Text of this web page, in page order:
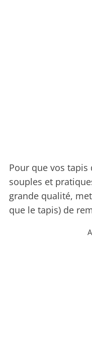
Pour que vos
souples et
grande qualité,
que le tapis) de